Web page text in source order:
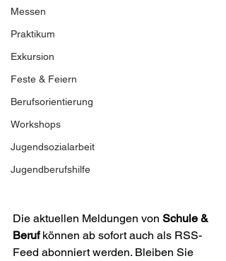
Messen
Praktikum
Exkursion
Feste & Feiern
Berufsorientierung
Workshops
Jugendsozialarbeit
Jugendberufshilfe
Die aktuellen Meldungen von Schule &
Beruf können ab sofort auch als RSS-
Feed abonniert werden. Bleiben Sie